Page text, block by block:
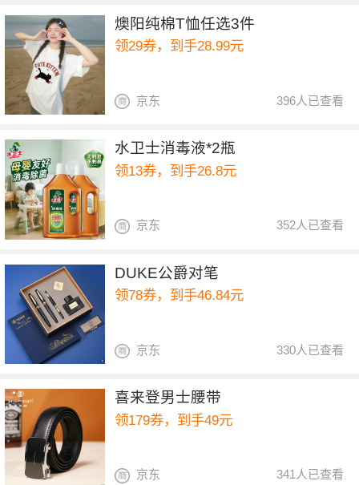
燠阳纯棉T恤任选3件
领29券，到手28.99元
396人已查看
京东
水卫士消毒液*2瓶
领13券，到手26.8元
352人已查看
京东
DUKE公爵对笔
领78券，到手46.84元
330人已查看
京东
喜来登男士腰带
领179券，到手49元
341人已查看
京东